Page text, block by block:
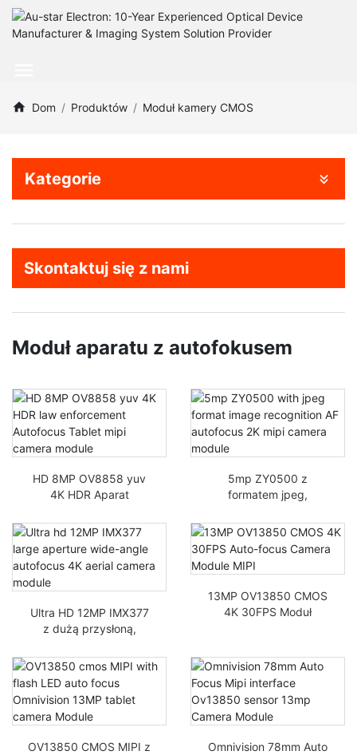
Dom Produktów Moduł kamery CMOS
Kategorie
Skontaktuj się z nami
Moduł aparatu z autofokusem
HD 8MP OV8858 yuv
4K HDR Aparat
5mp ZY0500 z
formatem jpeg,
obrazów, AF,
autofocusem, modułem
aparatu 2K Mipi
Ultra HD 12MP IMX377
z dużą przysłoną,
autofokusem 4K moduł
antenowy
13MP OV13850 CMOS
4K 30FPS Moduł
OV13850 CMOS MIPI z
Omnivision 78mm Auto